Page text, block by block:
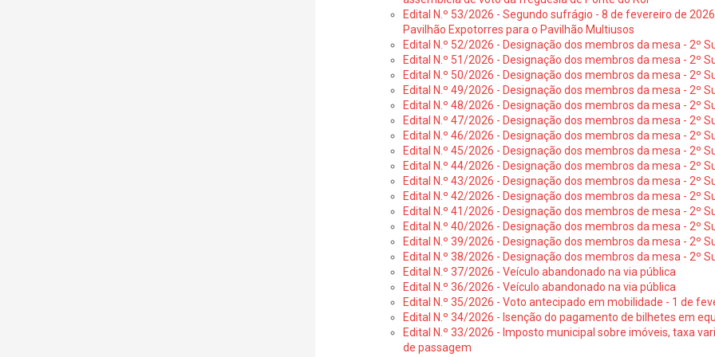
Edital N.º 53/2026 - Segundo sufrágio - 8 de fevereiro de
Pavilhão Expotorres para o Pavilhão Multiusos
Edital N.º 52/2026 - Designação dos membros da mesa - 2º
Edital N.º 51/2026 - Designação dos membros da mesa - 2º
Edital N.º 50/2026 - Designação dos membros da mesa - 2º
Edital N.º 49/2026 - Designação dos membros da mesa - 2º
Edital N.º 48/2026 - Designação dos membros da mesa - 2º
Edital N.º 47/2026 - Designação dos membros da mesa - 2º
Edital N.º 46/2026 - Designação dos membros da mesa - 2º
Edital N.º 45/2026 - Designação dos membros da mesa - 2º
Edital N.º 44/2026 - Designação dos membros da mesa - 2º
Edital N.º 43/2026 - Designação dos membros da mesa - 2º
Edital N.º 42/2026 - Designação dos membros da mesa - 2º
Edital N.º 41/2026 - Designação dos membros de mesa - 2º
Edital N.º 40/2026 - Designação dos membros da mesa - 2º
Edital N.º 39/2026 - Designação dos membros da mesa - 2º
Edital N.º 38/2026 - Designação dos membros da mesa - 2º
Edital N.º 37/2026 - Veículo abandonado na via pública
Edital N.º 36/2026 - Veículo abandonado na via pública
Edital N.º 35/2026 - Voto antecipado em mobilidade - 1 de
Edital N.º 34/2026 - Isenção do pagamento de bilhetes em
Edital N.º 33/2026 - Imposto municipal sobre imóveis, taxa
de passagem